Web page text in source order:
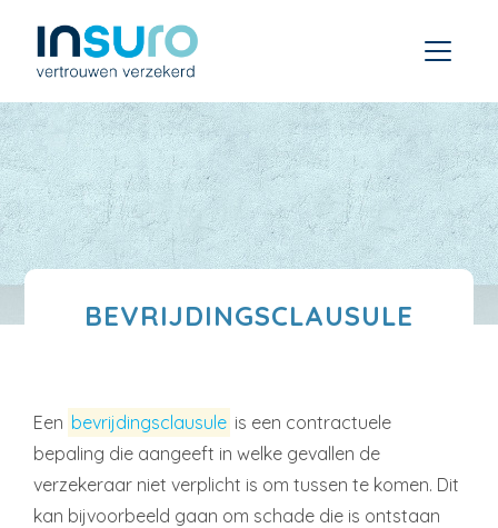
BEVRIJDINGSCLAUSULE
Een bevrijdingsclausule is een contractuele
bepaling die aangeeft in welke gevallen de
verzekeraar niet verplicht is om tussen te komen. Dit
kan bijvoorbeeld gaan om schade die is ontstaan